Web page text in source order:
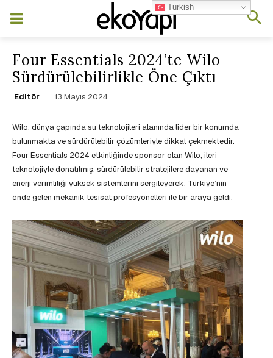
Four Essentials 2024’te Wilo
Sürdürülebilirlikle Öne Çıktı
Editör 13 Mayıs 2024
Wilo, dünya çapında su teknolojileri alanında lider bir konumda
bulunmakta ve sürdürülebilir çözümleriyle dikkat çekmektedir.
Four Essentials 2024 etkinliğinde sponsor olan Wilo, ileri
teknolojiyle donatılmış, sürdürülebilir stratejilere dayanan ve
enerji verimliliği yüksek sistemlerini sergileyerek, Türkiye’nin
önde gelen mekanik tesisat profesyonelleri ile bir araya geldi.
Turkish